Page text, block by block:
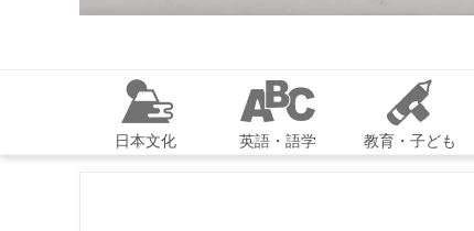
日本文化 英語・語学 教育・子ども